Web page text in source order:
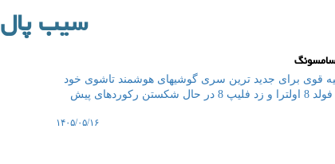
سیب پال
قوی برای جدید ترین سری گوشیهای هوشمند تاشوی خود
آگاهی داد و اعلام نمود که گلکسی زد فولد 8، زد فولد 8 اولترا و زد فلیپ 8 در حال شکستن رکوردهای پیش
۱۴۰۵/۰۵/۱۶